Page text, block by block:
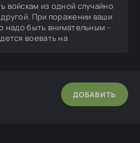
войскам из одной случайно
При поражении ваши
надо быть внимательным -
воевать на
ДОБАВИТЬ